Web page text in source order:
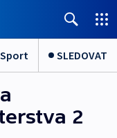
Sport SLEDOVAT
2